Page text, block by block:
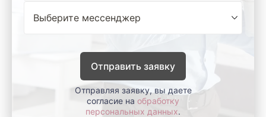
Отправить заявку
Отправляя заявку, вы даете
согласие на обработку
персональных данных.